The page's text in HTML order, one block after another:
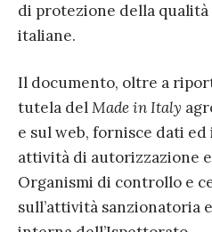
di protezione della
italiane.
Il documento, oltre a
tutela delMade in Italy
e sul web, fornisce dati
attività di autorizzazione
Organismi di controllo e
sull’attività sanzionatoria